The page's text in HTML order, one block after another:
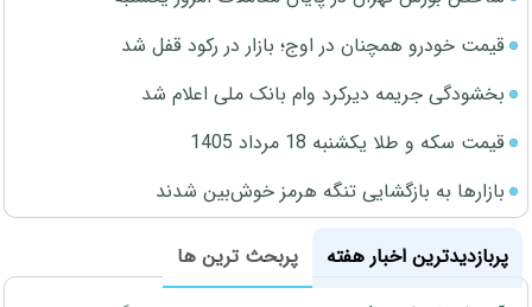
قیمت خودرو همچنان در اوج؛ بازار در رکود قفل شد
بخشودگی جریمه دیرکرد وام بانک ملی اعلام شد
قیمت سکه و طلا یکشنبه 18 مرداد 1405
بازارها به بازگشایی تنگه هرمز خوش‌بین شدند
پربازدیدترین اخبار هفته
پربحث ترین ها